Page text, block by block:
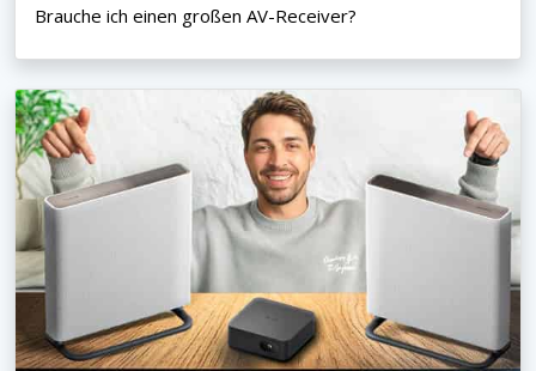
Brauche ich einen großen AV-Receiver?